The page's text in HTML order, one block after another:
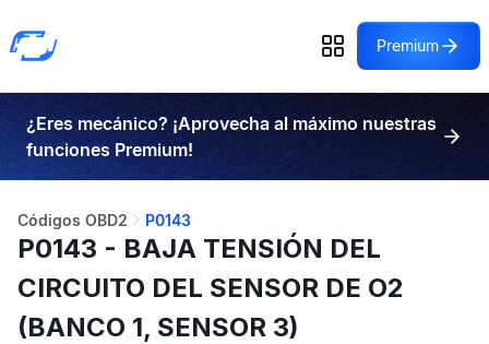
Premium
¿Eres mecánico? ¡Aprovecha al máximo nuestras
funciones Premium!
Códigos OBD2 P0143
P0143 - BAJA TENSIÓN DEL
CIRCUITO DEL SENSOR DE O2
(BANCO 1, SENSOR 3)